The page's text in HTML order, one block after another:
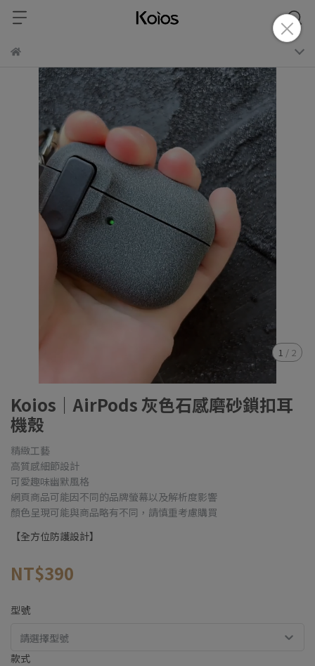
1 / 2
Koios｜AirPods 灰色石感磨砂鎖扣耳
機殼
精緻工藝
高質感細節設計
可愛趣味幽默風格
網頁商品可能因不同的品牌螢幕以及解析度影響
顏色呈現可能與商品略有不同，請慎重考慮購買
【全方位防護設計】
NT$390
型號
請選擇型號
款式